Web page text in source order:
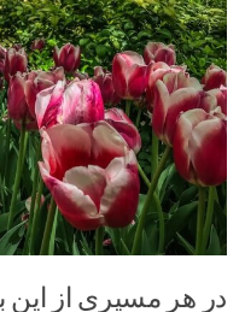
در هر مسیری از این